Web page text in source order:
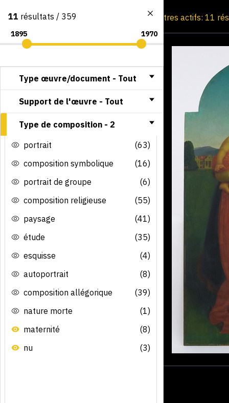
Consultation par image Filtres actifs: 11
11 résultats / 359
Type œuvre/document - Tout
Support de l'œuvre - Tout
Type de composition - 2
portrait
(63)
composition symbolique
(16)
portrait de groupe
(6)
composition religieuse
(55)
paysage
(41)
étude
(35)
esquisse
(4)
autoportrait
(8)
composition allégorique
(39)
nature morte
(1)
maternité
(8)
nu
(3)